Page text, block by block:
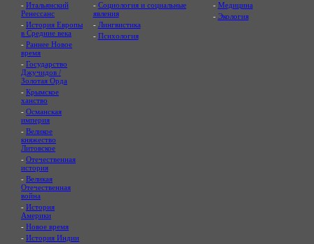
- Итальянский
Ренессанс
- История Европы
в Средние века
- Раннее Новое
время
- Государство
Джучидов /
Золотая Орда
- Крымское
ханство
- Османская
империя
- Великое
княжество
Литовское
- Отечественная
история
- Великая
Отечественная
война
- История
Америки
- Новое время
- История Индии
- Социология и социальные
явления
- Лингвистика
- Психология
- Медицина
- Экология